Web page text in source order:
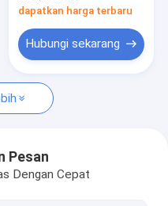
Mesh
tempat pembuangan
dan kebutuhan pagar
lainnya
dapatkan harga terbaru
Hubungi sekarang
Pesan
Dengan Cepat